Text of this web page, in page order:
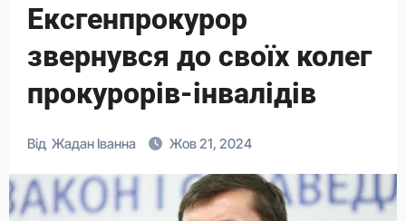
Ексгенпрокурор
звернувся до своїх колег
прокурорів-інвалідів
Від Жадан Іванна Жов 21, 2024